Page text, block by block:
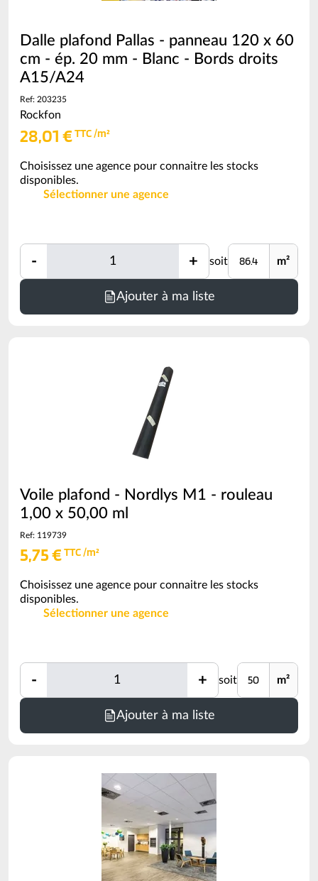
Dalle plafond Pallas - panneau 120 x 60
cm - ép. 20 mm - Blanc - Bords droits
A15/A24
Ref: 203235
Rockfon
28,01 €TTC /m²
Choisissez une agence pour connaitre les stocks
disponibles.
Sélectionner une agence
- Quantité + soit Unité m²
Ajouter à ma liste
Minimum
Voile plafond - Nordlys M1 - rouleau
1,00 x 50,00 ml
Ref: 119739
5,75 €TTC /m²
Choisissez une agence pour connaitre les stocks
disponibles.
Sélectionner une agence
- Quantité + soit Unité m²
Ajouter à ma liste
Minimum
conditionnement)